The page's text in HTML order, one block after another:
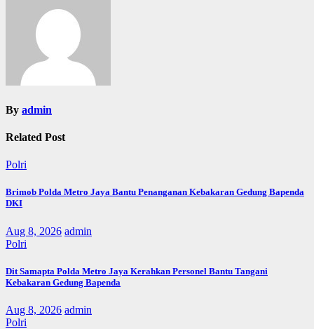
By admin
Related Post
Polri
Brimob Polda Metro Jaya Bantu Penanganan Kebakaran Gedung Bapenda
DKI
Aug 8, 2026 admin
Polri
Dit Samapta Polda Metro Jaya Kerahkan Personel Bantu Tangani
Kebakaran Gedung Bapenda
Aug 8, 2026 admin
Polri